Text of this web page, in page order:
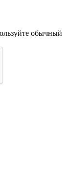
обычный